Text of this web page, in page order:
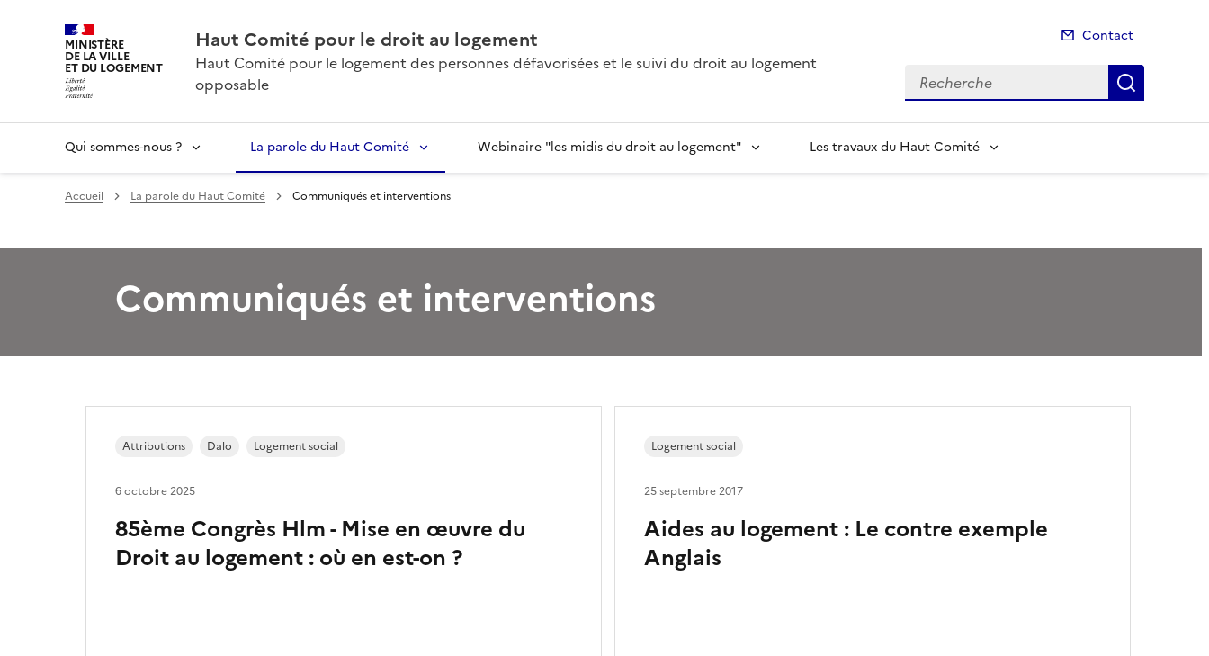
MINISTÈRE
DE LA VILLE
ET DU LOGEMENT
Haut Comité pour le droit au logement
Haut Comité pour le logement des personnes défavorisées et le suivi du droit au logement
opposable
Contact
Recherche
Qui sommes-nous ? La parole du Haut Comité Webinaire "les midis du droit au logement" Les travaux du Haut Comité
Accueil La parole du Haut Comité Communiqués et interventions
Communiqués et interventions
85ème Congrès Hlm - Mise en œuvre du
Droit au logement : où en est-on ?
Attributions Dalo Logement social
6 octobre 2025
Aides au logement : Le contre exemple
Anglais
Logement social
25 septembre 2017